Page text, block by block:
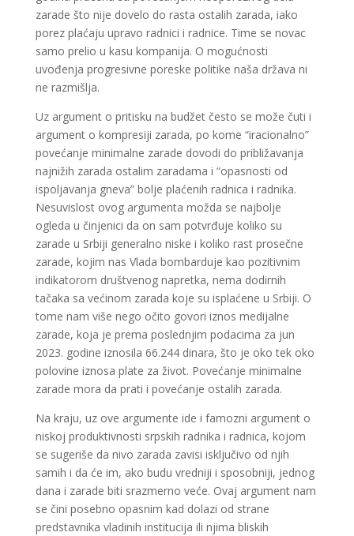
zarade što nije dovelo do rasta ostalih zarada, iako
porez plaćaju upravo radnici i radnice. Time se novac
samo prelio u kasu kompanija. O mogućnosti
uvođenja progresivne poreske politike naša država ni
ne razmišlja.
Uz argument o pritisku na budžet često se može čuti i
argument o kompresiji zarada, po kome “iracionalno”
povećanje minimalne zarade dovodi do približavanja
najnižih zarada ostalim zaradama i “opasnosti od
ispoljavanja gneva” bolje plaćenih radnica i radnika.
Nesuvislost ovog argumenta možda se najbolje
ogleda u činjenici da on sam potvrđuje koliko su
zarade u Srbiji generalno niske i koliko rast prosečne
zarade, kojim nas Vlada bombarduje kao pozitivnim
indikatorom društvenog napretka, nema dodirnih
tačaka sa većinom zarada koje su isplaćene u Srbiji. O
tome nam više nego očito govori iznos medijalne
zarade, koja je prema poslednjim podacima za jun
2023. godine iznosila 66.244 dinara, što je oko tek oko
polovine iznosa plate za život. Povećanje minimalne
zarade mora da prati i povećanje ostalih zarada.
Na kraju, uz ove argumente ide i famozni argument o
niskoj produktivnosti srpskih radnika i radnica, kojom
se sugeriše da nivo zarada zavisi isključivo od njih
samih i da će im, ako budu vredniji i sposobniji, jednog
dana i zarade biti srazmerno veće. Ovaj argument nam
se čini posebno opasnim kad dolazi od strane
predstavnika vladinih institucija ili njima bliskih